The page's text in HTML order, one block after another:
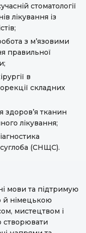
стоматології
лікування із
з м’язовими
правильної
в
складних
здоров’я тканин
лікування;
(СНЩС).
мови та підтримую
й німецькою
мистецтвом і
створювати